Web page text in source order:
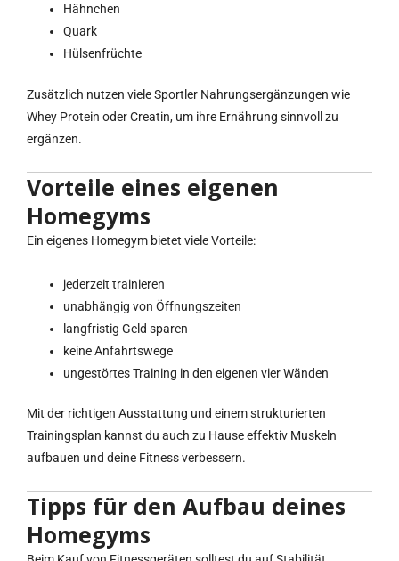
Hähnchen
Quark
Hülsenfrüchte
Zusätzlich nutzen viele Sportler Nahrungsergänzungen wie
Whey Protein oder Creatin, um ihre Ernährung sinnvoll zu
ergänzen.
Vorteile eines eigenen
Homegyms
Ein eigenes Homegym bietet viele Vorteile:
jederzeit trainieren
unabhängig von Öffnungszeiten
langfristig Geld sparen
keine Anfahrtswege
ungestörtes Training in den eigenen vier Wänden
Mit der richtigen Ausstattung und einem strukturierten
Trainingsplan kannst du auch zu Hause effektiv Muskeln
aufbauen und deine Fitness verbessern.
Tipps für den Aufbau deines
Homegyms